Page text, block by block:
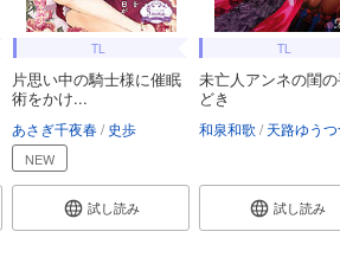
TL
片思い中の騎士様に催眠
術をかけ...
あさぎ千夜春 史歩
NEW
試し読み
TL
未亡人アンネの閨
どき
和泉和歌 天路ゆう
試し読み